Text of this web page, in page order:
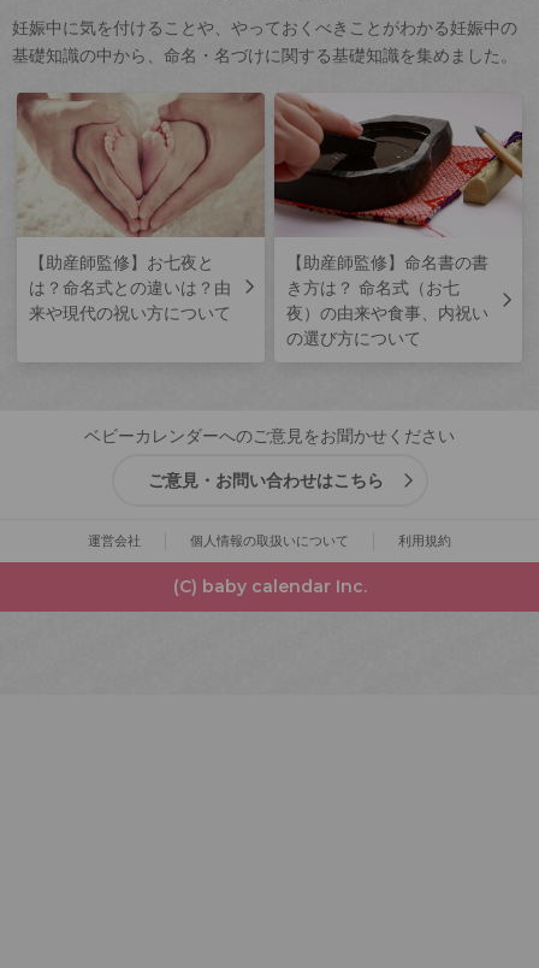
妊娠中に気を付けることや、やっておくべきことがわかる妊娠中の
基礎知識の中から、命名・名づけに関する基礎知識を集めました。
【助産師監修】お七夜と
は？命名式との違いは？由
来や現代の祝い方について
【助産師監修】命名書の書
き方は？ 命名式（お七
夜）の由来や食事、内祝い
の選び方について
ベビーカレンダーへのご意見をお聞かせください
ご意見・お問い合わせはこちら
運営会社 個人情報の取扱いについて 利用規約
(C) baby calendar Inc.